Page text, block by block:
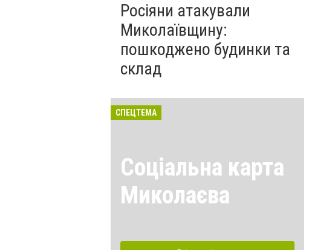
Росіяни атакували
Миколаївщину:
пошкоджено будинки та
склад
СПЕЦТЕМА
Соціальна карта
Миколаєва